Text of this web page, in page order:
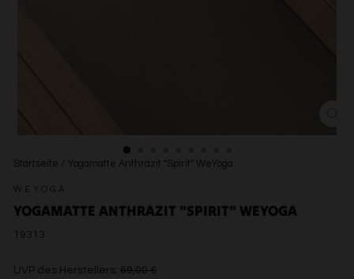
Startseite / Yogamatte Anthrazit "Spirit" WeYoga
WEYOGA
YOGAMATTE ANTHRAZIT "SPIRIT" WEYOGA
19313
UVP des Herstellers: 69,00 €€69,00